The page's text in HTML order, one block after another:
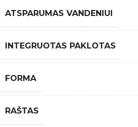
ATSPARUMAS VANDENIUI
INTEGRUOTAS PAKLOTAS
FORMA
RAŠTAS